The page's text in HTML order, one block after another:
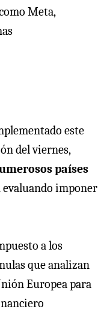
Meta,
este
del viernes,
países
evaluando imponer
a los
que analizan
Europea para